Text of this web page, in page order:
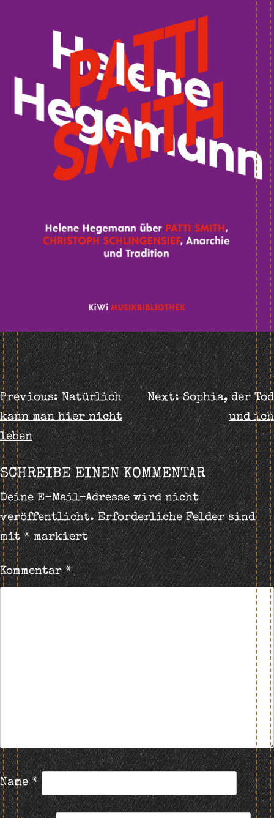
BEITRAGS-
NAVIGATION
Previous: Natürlich
kann man hier nicht
leben
Next: Sophia, der Tod
und ich
SCHREIBE EINEN KOMMENTAR
Deine E-Mail-Adresse wird nicht
veröffentlicht. Erforderliche Felder sind
mit*markiert
Kommentar*
Name*